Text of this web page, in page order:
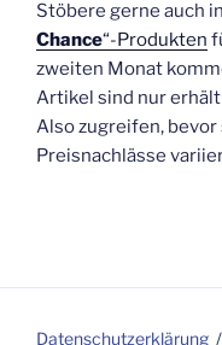
Stöbere gerne auch
Chance“-Produkten
zweiten Monat
Artikel sind nur
Also zugreifen,
Preisnachlässe
Datenschutzerklärung